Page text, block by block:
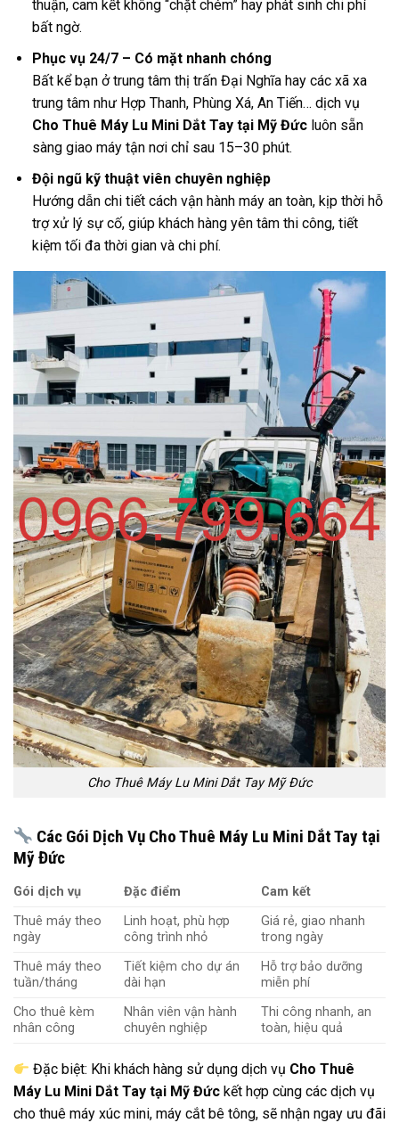
thuận, cam kết không “chặt chém” hay phát sinh chi phí
bất ngờ.
Phục vụ 24/7 – Có mặt nhanh chóng
Bất kể bạn ở trung tâm thị trấn Đại Nghĩa hay các xã xa
trung tâm như Hợp Thanh, Phùng Xá, An Tiến… dịch vụ
Cho Thuê Máy Lu Mini Dắt Tay tại Mỹ Đứcluôn sẵn
sàng giao máy tận nơi chỉ sau 15–30 phút.
Đội ngũ kỹ thuật viên chuyên nghiệp
Hướng dẫn chi tiết cách vận hành máy an toàn, kịp thời hỗ
trợ xử lý sự cố, giúp khách hàng yên tâm thi công, tiết
kiệm tối đa thời gian và chi phí.
Cho Thuê Máy Lu Mini Dắt Tay Mỹ Đức
Các Gói Dịch Vụ Cho Thuê Máy Lu Mini Dắt Tay tại
Mỹ Đức
Gói dịch vụ Đặc điểm
Cam kết
Thuê máy theo
ngày
Linh hoạt, phù hợp
công trình nhỏ
Giá rẻ, giao nhanh
trong ngày
Thuê máy theo
tuần/tháng
Tiết kiệm cho dự án
dài hạn
Hỗ trợ bảo dưỡng
miễn phí
Cho thuê kèm
nhân công
Nhân viên vận hành
chuyên nghiệp
Thi công nhanh, an
toàn, hiệu quả
Đặc biệt: Khi khách hàng sử dụng dịch vụ Cho Thuê
Máy Lu Mini Dắt Tay tại Mỹ Đức kết hợp cùng các dịch vụ
cho thuê máy xúc mini, máy cắt bê tông, sẽ nhận ngay ưu đãi